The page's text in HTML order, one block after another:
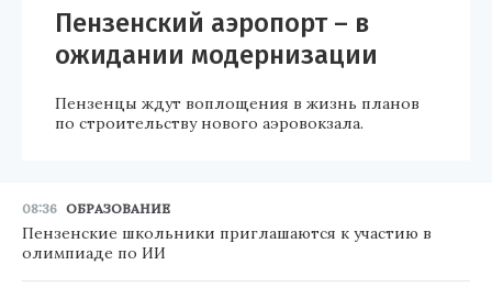
Пензенский аэропорт – в
ожидании модернизации
Пензенцы ждут воплощения в жизнь планов
по строительству нового аэровокзала.
08:36 ОБРАЗОВАНИЕ
Пензенские школьники приглашаются к участию в
олимпиаде по ИИ